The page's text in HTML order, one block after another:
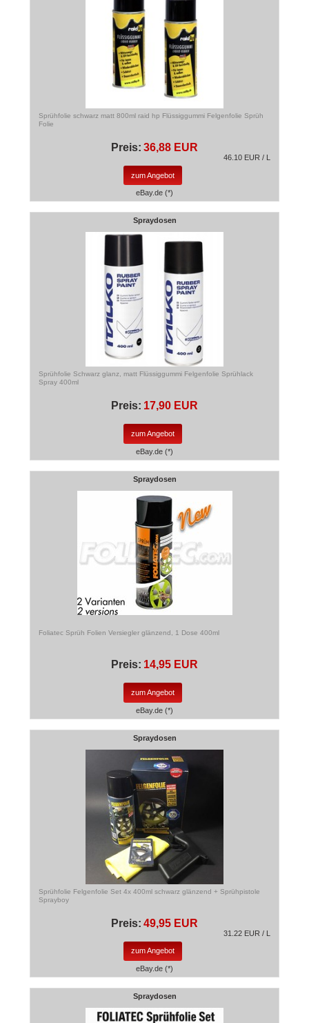
Sprühfolie schwarz matt 800ml raid hp Flüssiggummi Felgenfolie Sprüh
Folie
Preis: 36,88 EUR
46.10 EUR / L
zum Angebot
eBay.de (*)
Spraydosen
Sprühfolie Schwarz glanz, matt Flüssiggummi Felgenfolie Sprühlack
Spray 400ml
Preis: 17,90 EUR
zum Angebot
eBay.de (*)
Spraydosen
Foliatec Sprüh Folien Versiegler glänzend, 1 Dose 400ml
Preis: 14,95 EUR
zum Angebot
eBay.de (*)
Spraydosen
Sprühfolie Felgenfolie Set 4x 400ml schwarz glänzend + Sprühpistole
Sprayboy
Preis: 49,95 EUR
31.22 EUR / L
zum Angebot
eBay.de (*)
Spraydosen